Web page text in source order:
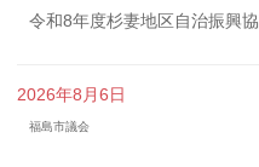
令和8年度杉妻地区自治振興
2026年8月6日
福島市議会